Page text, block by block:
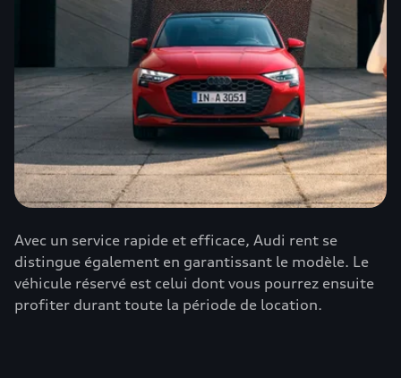
Avec un service rapide et efficace, Audi rent se
distingue également en garantissant le modèle. Le
véhicule réservé est celui dont vous pourrez ensuite
profiter durant toute la période de location.